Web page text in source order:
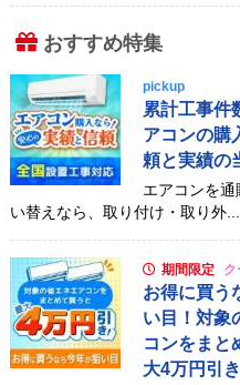
おすすめ特集
pickup
累計工事件
アコンの購
頼と実績の
エアコンを
い替えなら、取り付け・取り外...
期間限定 ク
お得に買う
い目！対象
コンをまと
大4万円引き